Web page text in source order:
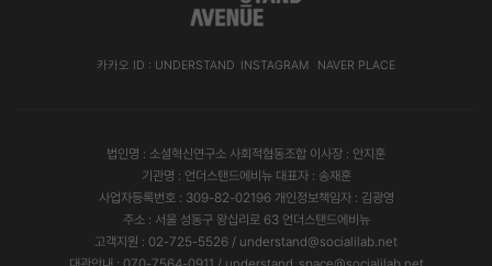
카카오 ID : UNDERSTAND INSTAGRAM NAVER PLACE
법인명 : 소셜혁신연구소 사회적협동조합 이사장 : 안지훈
기관명 : 언더스탠드에비뉴 대표자 : 송재훈
사업자등록번호 : 309-82-02196 개인정보책임자 : 김광영
주소 : 서울 성동구 왕십리로 63 언더스탠드에비뉴
고객지원 : 02-725-5526 / understand@socialilab.net